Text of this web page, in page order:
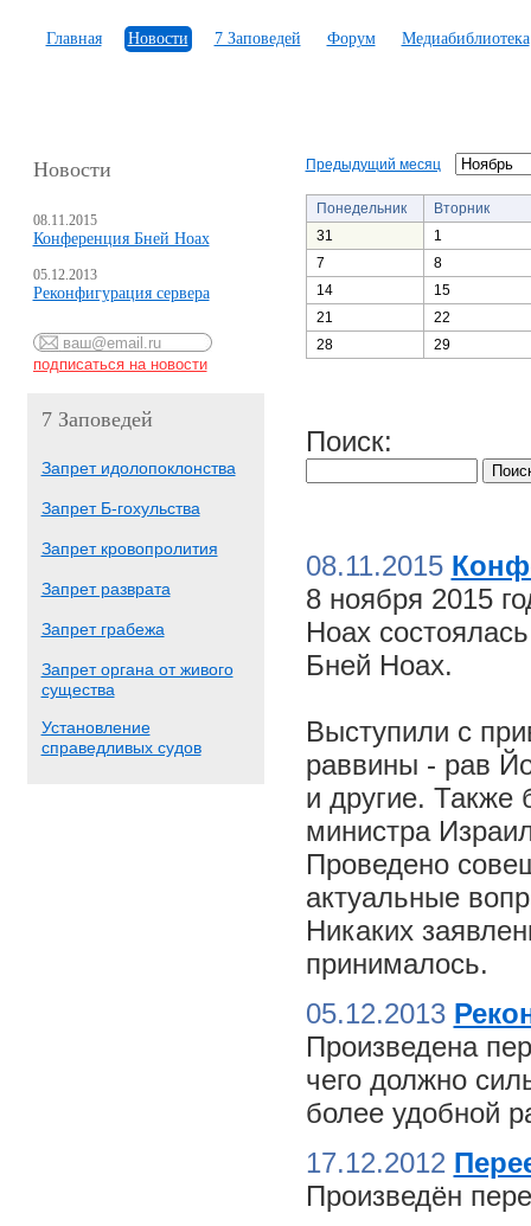
Главная Новости 7 Заповедей Форум Медиабиблиотека
Новости
08.11.2015
Конференция Бней Ноах
05.12.2013
Реконфигурация сервера
7 Заповедей
Запрет идолопоклонства
Запрет Б-гохульства
Запрет кровопролития
Запрет разврата
Запрет грабежа
Запрет органа от живого
существа
Установление
справедливых судов
Предыдущий месяц
Понедельник
Вторник
31
1
7
8
14
15
21
22
28
29
Поиск:
08.11.2015
8 ноября 2015
Ноах
Бней Ноах.
Выступили с
раввины - рав
и другие. Также
министра
Проведено
актуальные
Никаких
принималось.
05.12.2013
Произведена
чего должно
более удобной
17.12.2012
Произведён